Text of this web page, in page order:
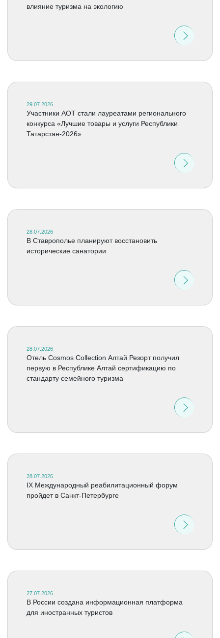
влияние туризма на экологию
29.07.2026
Участники АОТ стали лауреатами регионального
конкурса «Лучшие товары и услуги Республики
Татарстан-2026»
28.07.2026
В Ставрополье планируют восстановить
исторические санатории
28.07.2026
Отель Cosmos Collection Алтай Резорт получил
первую в Республике Алтай сертификацию по
стандарту семейного туризма
28.07.2026
IX Международный реабилитационный форум
пройдет в Санкт-Петербурге
27.07.2026
В России создана информационная платформа
для иностранных туристов